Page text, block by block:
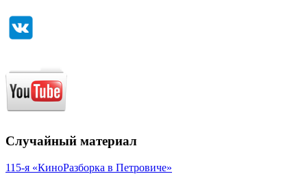
Случайный материал
115-я «КиноРазборка в Петровиче»